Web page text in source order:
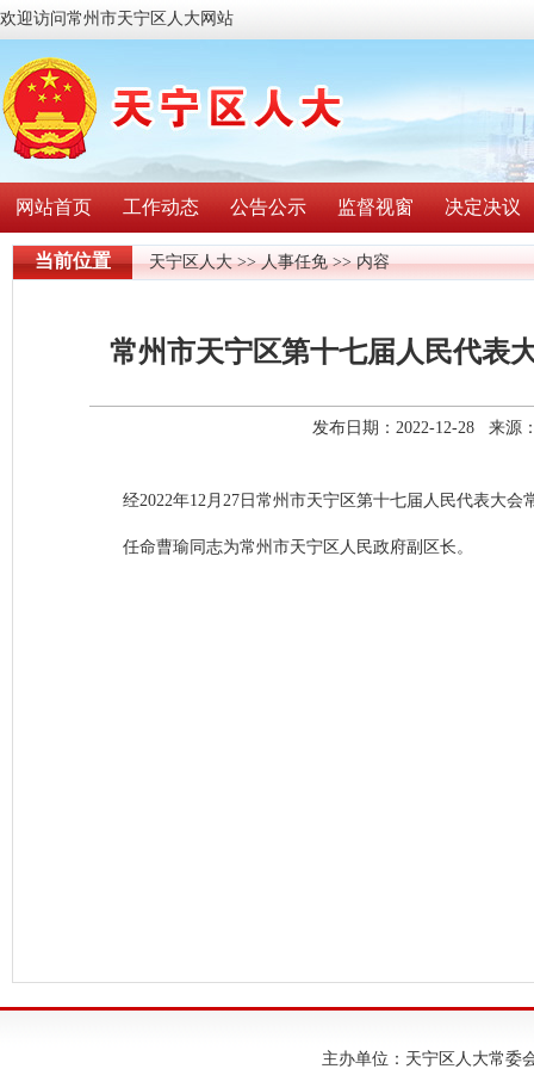
欢迎访问常州市天宁区人大网站
网站首页 工作动态 公告公示 监督视窗 决定决议
当前位置 天宁区人大>>人事任免>> 内容
常州市天宁区第十七届人民代表
发布日期：2022-12-28 来源
经2022年12月27日常州市天宁区第十七届人民代表大
任命曹瑜同志为常州市天宁区人民政府副区长。
主办单位：天宁区人大常委